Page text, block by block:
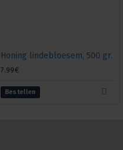
Honing lindebloesem, 500 gr.
7.99€
Bestellen